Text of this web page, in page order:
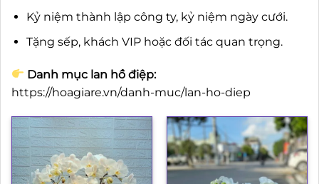
Kỷ niệm thành lập công ty, kỷ niệm ngày cưới.
Tặng sếp, khách VIP hoặc đối tác quan trọng.
Danh mục lan hồ điệp:
https://hoagiare.vn/danh-muc/lan-ho-diep